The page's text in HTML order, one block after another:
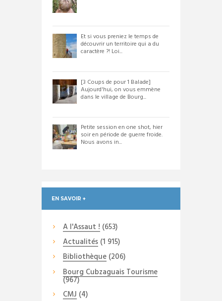
Et si vous preniez le temps de
découvrir un territoire qui a du
caractère ?! Loi...
[3 Coups de pour 1 Balade]
Aujourd'hui, on vous emmène
dans le village de Bourg...
Petite session en one shot, hier
soir en période de guerre froide.
Nous avons in...
EN SAVOIR +
A l'Assaut ! (653)
Actualités(1 915)
Bibliothèque(206)
Bourg Cubzaguais Tourisme
(967)
CMJ (4)